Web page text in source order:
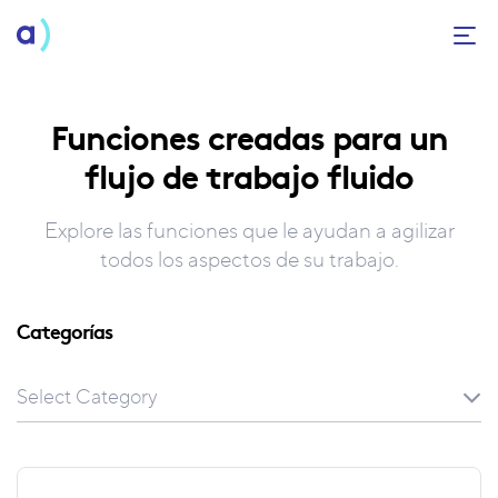
Funciones creadas para un
flujo de trabajo fluido
Explore las funciones que le ayudan a agilizar
todos los aspectos de su trabajo.
Categorías
Select Category